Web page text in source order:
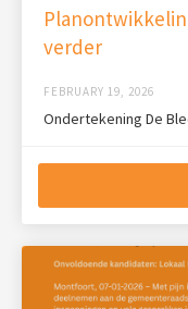
verder
FEBRUARY 19, 2026
Ondertekening De